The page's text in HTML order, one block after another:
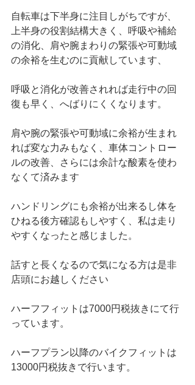
自転車は下半身に注目しがちですが、
上半身の役割結構大きく、呼吸や補給
の消化、肩や腕まわりの緊張や可動域
の余裕を生むのに貢献しています、
呼吸と消化が改善されれば走行中の回
復も早く、へばりにくくなります。
肩や腕の緊張や可動域に余裕が生まれ
れば変な力みもなく、車体コントロー
ルの改善、さらには余計な酸素を使わ
なくて済みます
ハンドリングにも余裕が出来るし体を
ひねる後方確認もしやすく、私は走り
やすくなったと感じました。
話すと長くなるので気になる方は是非
店頭にお越しください
ハーフフィットは7000円税抜きにて行
っています。
ハーフプラン以降のバイクフィットは
13000円税抜きで行います。